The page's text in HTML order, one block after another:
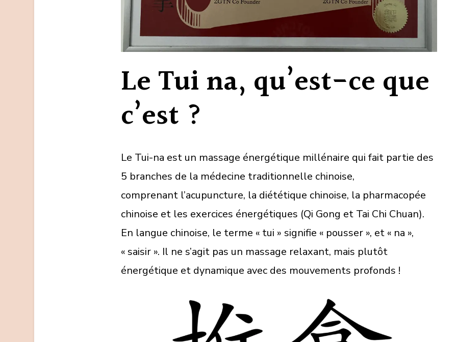
Le Tui na, qu’est-ce que
c’est ?
Le Tui-na est un massage énergétique millénaire qui fait partie des
5 branches de la médecine traditionnelle chinoise,
comprenant l’acupuncture, la diététique chinoise, la pharmacopée
chinoise et les exercices énergétiques (Qi Gong et Tai Chi Chuan).
En langue chinoise, le terme « tui » signifie « pousser », et « na »,
« saisir ». Il ne s’agit pas un massage relaxant, mais plutôt
énergétique et dynamique avec des mouvements profonds !